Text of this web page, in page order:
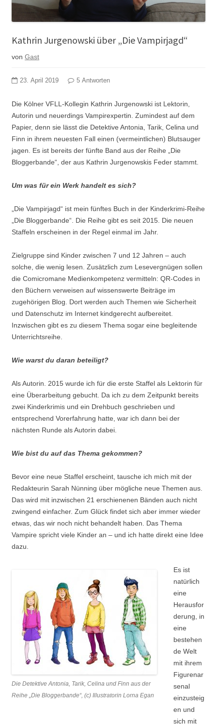
Kathrin Jurgenowski über „Die Vampirjagd“
von Gast
23. April 2019 5 Antworten
Die Kölner VFLL-Kollegin Kathrin Jurgenowski ist Lektorin,
Autorin und neuerdings Vampirexpertin. Zumindest auf dem
Papier, denn sie lässt die Detektive Antonia, Tarik, Celina und
Finn in ihrem neuesten Fall einen (vermeintlichen) Blutsauger
jagen. Es ist bereits der fünfte Band aus der Reihe „Die
Bloggerbande“, der aus Kathrin Jurgenowskis Feder stammt.
Um was für ein Werk handelt es sich?
„Die Vampirjagd“ ist mein fünftes Buch in der Kinderkrimi-Reihe
„Die Bloggerbande“. Die Reihe gibt es seit 2015. Die neuen
Staffeln erscheinen in der Regel einmal im Jahr.
Zielgruppe sind Kinder zwischen 7 und 12 Jahren – auch
solche, die wenig lesen. Zusätzlich zum Lesevergnügen sollen
die Comicromane Medienkompetenz vermitteln: QR-Codes in
den Büchern verweisen auf wissenswerte Beiträge im
zugehörigen Blog. Dort werden auch Themen wie Sicherheit
und Datenschutz im Internet kindgerecht aufbereitet.
Inzwischen gibt es zu diesem Thema sogar eine begleitende
Unterrichtsreihe.
Wie warst du daran beteiligt?
Als Autorin. 2015 wurde ich für die erste Staffel als Lektorin für
eine Überarbeitung gebucht. Da ich zu dem Zeitpunkt bereits
zwei Kinderkrimis und ein Drehbuch geschrieben und
entsprechend Vorerfahrung hatte, war ich dann bei der
nächsten Runde als Autorin dabei.
Wie bist du auf das Thema gekommen?
Bevor eine neue Staffel erscheint, tausche ich mich mit der
Redakteurin Sarah Nünning über mögliche neue Themen aus.
Das wird mit inzwischen 21 erschienenen Bänden auch nicht
zwingend einfacher. Zum Glück findet sich aber immer wieder
etwas, das wir noch nicht behandelt haben. Das Thema
Vampire spricht viele Kinder an – und ich hatte direkt eine Idee
dazu.
Die Detektive Antonia, Tarik, Celina und Finn aus der
Reihe „Die Bloggerbande“, (c) Illustratorin Lorna Egan
Es ist
natürlich
eine
Herausfor
derung, in
eine
bestehen
de Welt
mit ihrem
Figurenar
senal
einzusteig
en und
sich mit